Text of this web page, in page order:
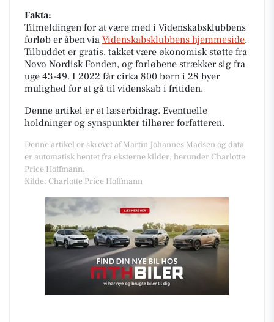
Fakta:
Tilmeldingen for at være med i Videnskabsklubbens
forløb er åben via Videnskabsklubbens hjemmeside.
Tilbuddet er gratis, takket være økonomisk støtte fra
Novo Nordisk Fonden, og forløbene strækker sig fra
uge 43-49. I 2022 får cirka 800 børn i 28 byer
mulighed for at gå til videnskab i fritiden.
Denne artikel er et læserbidrag. Eventuelle
holdninger og synspunkter tilhører forfatteren.
Denne artikel er skrevet af Martin Johannes Madsen og data
er automatisk hentet fra eksterne kilder, herunder Charlotte
Price Hoffmann.
Kilde: Charlotte Price Hoffmann